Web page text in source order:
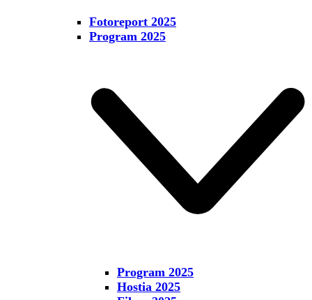
Fotoreport 2025
Program 2025
Program 2025
Hostia 2025